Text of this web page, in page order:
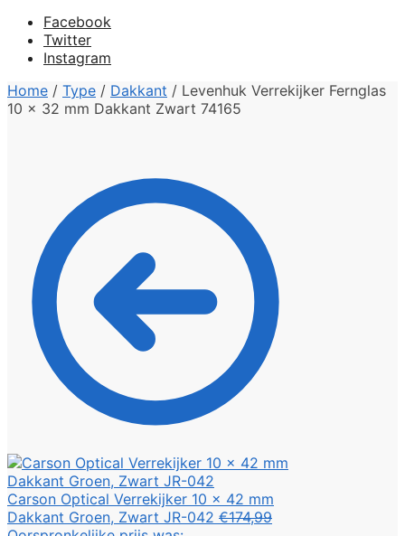
Facebook
Twitter
Instagram
Home / Type / Dakkant / Levenhuk Verrekijker Fernglas
10 x 32 mm Dakkant Zwart 74165
Carson Optical Verrekijker 10 x 42 mm
Dakkant Groen, Zwart JR-042 €174,99